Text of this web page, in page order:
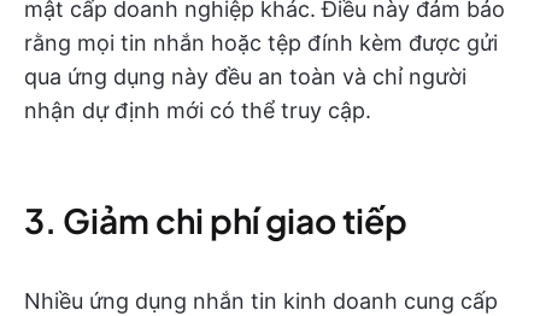
mật cấp doanh nghiệp khác. Điều này đảm bảo
rằng mọi tin nhắn hoặc tệp đính kèm được gửi
qua ứng dụng này đều an toàn và chỉ người
nhận dự định mới có thể truy cập.
3. Giảm chi phí giao tiếp
Nhiều ứng dụng nhắn tin kinh doanh cung cấp